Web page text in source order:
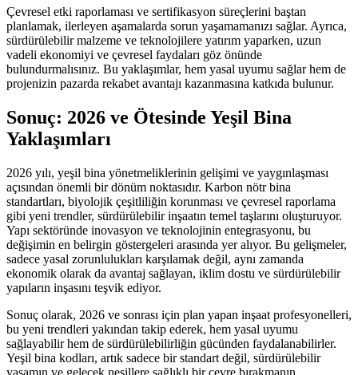
Çevresel etki raporlaması ve sertifikasyon süreçlerini baştan
planlamak, ilerleyen aşamalarda sorun yaşamamanızı sağlar. Ayrıca,
sürdürülebilir malzeme ve teknolojilere yatırım yaparken, uzun
vadeli ekonomiyi ve çevresel faydaları göz önünde
bulundurmalısınız. Bu yaklaşımlar, hem yasal uyumu sağlar hem de
projenizin pazarda rekabet avantajı kazanmasına katkıda bulunur.
Sonuç: 2026 ve Ötesinde Yeşil Bina
Yaklaşımları
2026 yılı, yeşil bina yönetmeliklerinin gelişimi ve yaygınlaşması
açısından önemli bir dönüm noktasıdır. Karbon nötr bina
standartları, biyolojik çeşitliliğin korunması ve çevresel raporlama
gibi yeni trendler, sürdürülebilir inşaatın temel taşlarını oluşturuyor.
Yapı sektöründe inovasyon ve teknolojinin entegrasyonu, bu
değişimin en belirgin göstergeleri arasında yer alıyor. Bu gelişmeler,
sadece yasal zorunlulukları karşılamak değil, aynı zamanda
ekonomik olarak da avantaj sağlayan, iklim dostu ve sürdürülebilir
yapıların inşasını teşvik ediyor.
Sonuç olarak, 2026 ve sonrası için plan yapan inşaat profesyonelleri,
bu yeni trendleri yakından takip ederek, hem yasal uyumu
sağlayabilir hem de sürdürülebilirliğin gücünden faydalanabilirler.
Yeşil bina kodları, artık sadece bir standart değil, sürdürülebilir
yaşamın ve gelecek nesillere sağlıklı bir çevre bırakmanın